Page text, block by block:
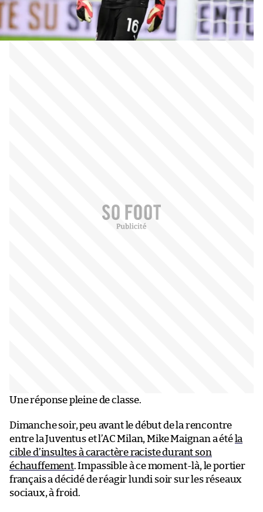
Une réponse pleine de classe.
Dimanche soir, peu avant le début de la rencontre
entre la Juventus et l’AC Milan, Mike Maignan a été la
cible d’insultes à caractère raciste durant son
échauffement. Impassible à ce moment-là, le portier
français a décidé de réagir lundi soir sur les réseaux
sociaux, à froid.